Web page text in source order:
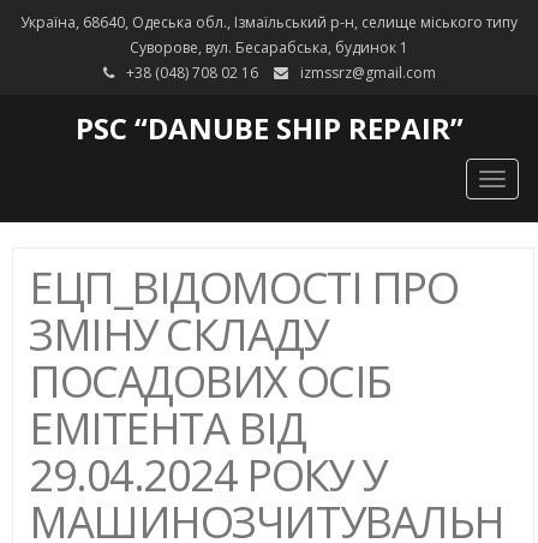
Україна, 68640, Одеська обл., Ізмаїльський р-н, селище міського типу
Суворове, вул. Бесарабська, будинок 1
+38 (048) 708 02 16
izmssrz@gmail.com
PSC “DANUBE SHIP REPAIR”
ЕЦП_ВІДОМОСТІ ПРО
ЗМІНУ СКЛАДУ
ПОСАДОВИХ ОСІБ
ЕМІТЕНТА ВІД
29.04.2024 РОКУ У
МАШИНОЗЧИТУВАЛЬН